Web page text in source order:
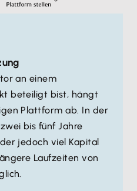
an einem
beteiligt bist, hängt
Plattform ab. In der
bis fünf Jahre
jedoch viel Kapital
Laufzeiten von